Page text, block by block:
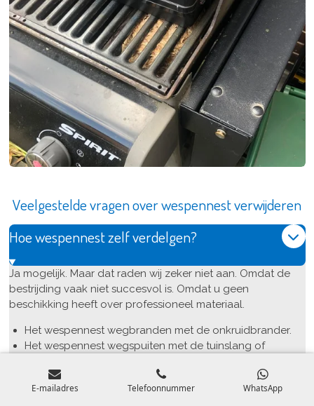
Veelgestelde vragen over wespennest verwijderen
Hoe wespennest zelf verdelgen?
Ja mogelijk. Maar dat raden wij zeker niet aan. Omdat de
bestrijding vaak niet succesvol is. Omdat u geen
beschikking heeft over professioneel materiaal.
Het wespennest wegbranden met de onkruidbrander.
Het wespennest wegspuiten met de tuinslang of
De toegang tot het nest blokkeren met een prop of
stukje tape.
E-mailadres Telefoonnummer WhatsApp